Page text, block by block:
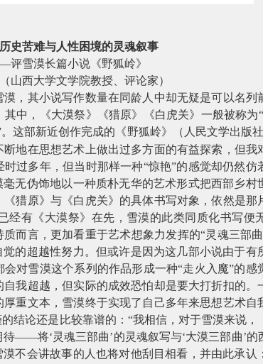
史苦难与人性困境的灵魂叙事
雪漠长篇小说《野狐岭》
山西大学文学院教授、评论家）
，其小说写作数量在同龄人中却无疑是可以名列
中，《大漠祭》《猎原》《白虎关》一般被称为“
这部新近创作完成的《野狐岭》（人民文学出版社
地在思想艺术上做出过多方面的有益探索，但我
过多年，但当时那样一种“惊艳”的感觉却仍然仿
无伪饰地以一种质朴无华的艺术形式把西部乡村
猎原》与《白虎关》的具体书写对象，依然是那
经有《大漠祭》在先，雪漠的此类同质化书写便
而言，更加看重于艺术想象力发挥的“灵魂三部
的超越性努力。但或许是因为这几部小说由于有
对雪漠这个系列的作品形成一种“走火入魔”的感
我超越，但实际的成效恐怕却是要大打折扣的
重文本，雪漠终于实现了自己多年来思想艺术自
结论还是比较靠谱的：“我相信，对于雪漠来说
——将‘灵魂三部曲’的灵魂叙写与‘大漠三部曲’的
不会讲故事的人也将对他刮目相看，并由此承认